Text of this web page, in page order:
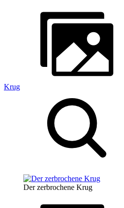
Krug
Der zerbrochene Krug